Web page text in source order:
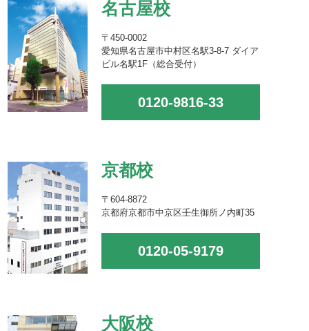
名古屋校
〒450-0002
愛知県名古屋市中村区名駅3-8-7 ダイア
ビル名駅1F（総合受付）
0120-9816-33
京都校
〒604-8872
京都府京都市中京区壬生御所ノ内町35
0120-05-9179
大阪校